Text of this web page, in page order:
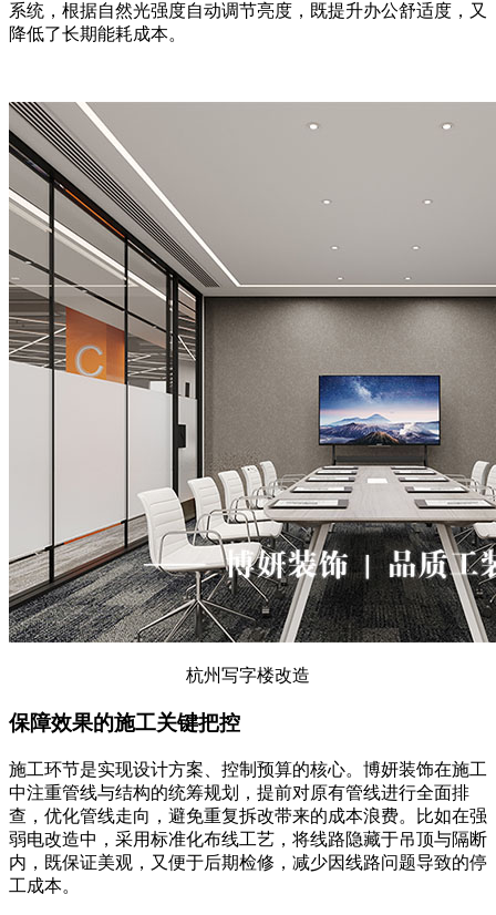
系统，根据自然光强度自动调节亮度，既提升办公舒适度，又
降低了长期能耗成本。
杭州写字楼改造
保障效果的施工关键把控
施工环节是实现设计方案、控制预算的核心。博妍装饰在施工
中注重管线与结构的统筹规划，提前对原有管线进行全面排
查，优化管线走向，避免重复拆改带来的成本浪费。比如在强
弱电改造中，采用标准化布线工艺，将线路隐藏于吊顶与隔断
内，既保证美观，又便于后期检修，减少因线路问题导致的停
工成本。